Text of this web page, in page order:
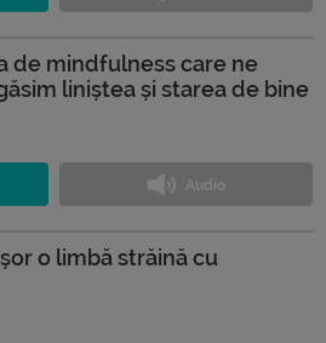
de mindfulness care ne
liniștea și starea de bine
o limbă străină cu